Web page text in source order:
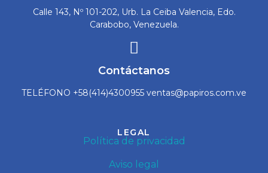
Calle 143, Nº 101-202, Urb. La Ceiba Valencia, Edo.
Carabobo, Venezuela.
Contáctanos
TELÉFONO +58(414)4300955 ventas@papiros.com.ve
LEGAL
Política de privacidad
Aviso legal